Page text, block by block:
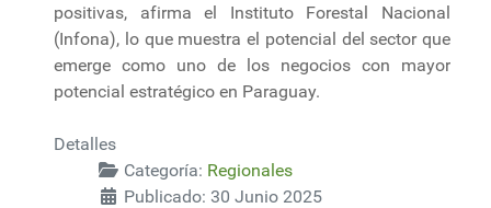
positivas, afirma el Instituto Forestal Nacional
(Infona), lo que muestra el potencial del sector que
emerge como uno de los negocios con mayor
potencial estratégico en Paraguay.
Detalles
Categoría: Regionales
Publicado: 30 Junio 2025